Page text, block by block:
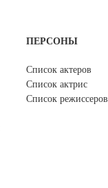
ПЕРСОНЫ
Список актеров
Список актрис
Список режиссеров